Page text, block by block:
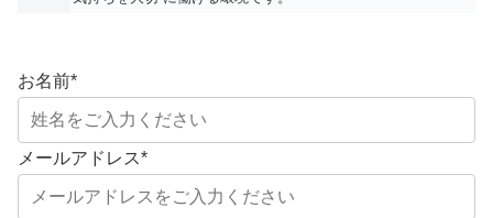
お名前*
メールアドレス*